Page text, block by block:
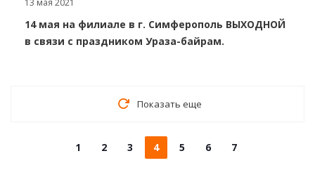
14 мая на филиале в г. Симферополь ВЫХОДНОЙ
в связи с праздником Ураза-байрам.
Показать еще
1 2 3 4 5 6 7